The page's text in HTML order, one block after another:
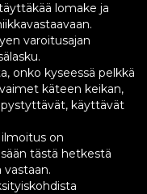
lomake ja
varoitusajan
onko kyseessä pelkkä
käteen keikan,
käyttävät
on
tästä hetkestä
vastaan.